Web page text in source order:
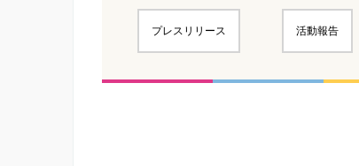
プレスリリース 活動報告